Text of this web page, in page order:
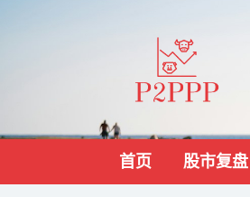
首页 股市复盘